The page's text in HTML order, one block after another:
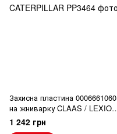
Захисна пластина 0006661060
на жниварку CLAAS / LEXION
/ CATERPILLAR
1 242 грн